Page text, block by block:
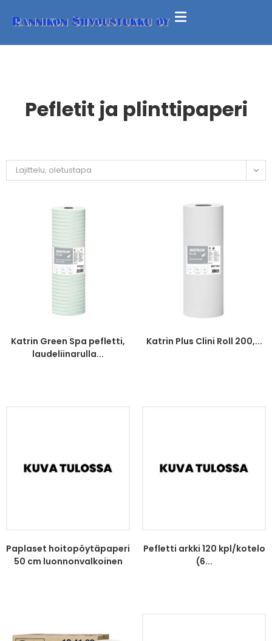
Pefletit ja plinttipaperi
Lajittelu, oletustapa
Katrin Green Spa pefletti,
laudeliinarulla...
Katrin Plus Clini Roll 200,...
Paplaset hoitopöytäpaperi
50 cm luonnonvalkoinen
Pefletti arkki 120 kpl/kotelo
(6...